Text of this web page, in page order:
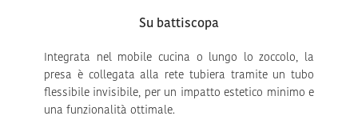
Su battiscopa
Integrata nel mobile cucina o lungo lo zoccolo, la
presa è collegata alla rete tubiera tramite un tubo
flessibile invisibile, per un impatto estetico minimo e
una funzionalità ottimale.